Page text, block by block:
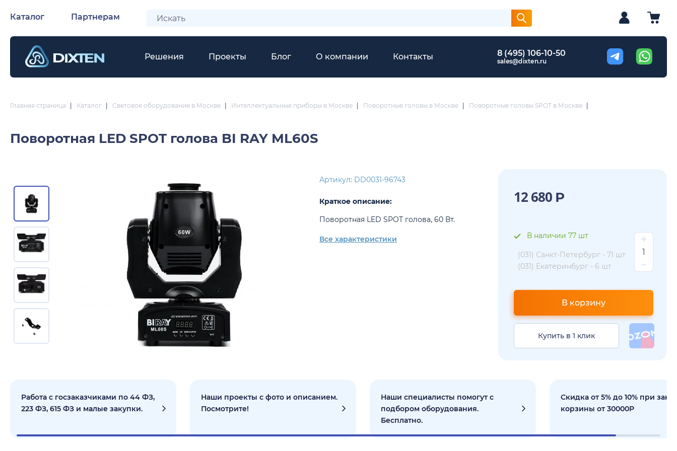
Каталог Партнерам
Решения Проекты Блог О компании Контакты 8 (495) 106-10-50
sales@dixten.ru
Главная страница Каталог Световое оборудование в Москве Интеллектуальные приборы в Москве Поворотные головы в Москве Поворотные головы SPOT в Москве
Поворотная LED SPOT голова BI RAY ML60S
Артикул: DD0031-96743
Краткое описание:
Поворотная LED SPOT голова, 60 Вт.
Все характеристики
12 680 Р
В наличии 77 шт
(031) Санкт-Петербург - 71 шт
(031) Екатеринбург - 6 шт
В корзину
Купить в 1 клик
Работа с госзаказчиками по 44 ФЗ,
223 ФЗ, 615 ФЗ и малые закупки.
Наши проекты с фото и описанием.
Посмотрите!
Наши специалисты помогут с
подбором оборудования.
Бесплатно.
Скидка от 5% до 10% при
корзины от 30000Р